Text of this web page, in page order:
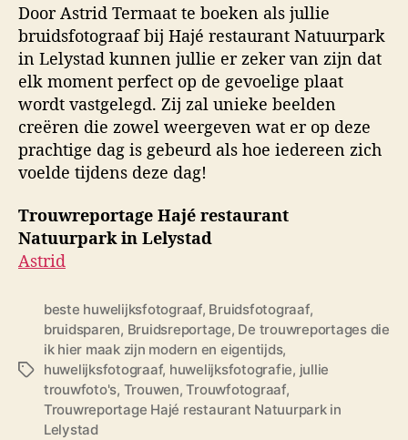
Door Astrid Termaat te boeken als jullie
bruidsfotograaf bij Hajé restaurant Natuurpark
in Lelystad kunnen jullie er zeker van zijn dat
elk moment perfect op de gevoelige plaat
wordt vastgelegd. Zij zal unieke beelden
creëren die zowel weergeven wat er op deze
prachtige dag is gebeurd als hoe iedereen zich
voelde tijdens deze dag!
Trouwreportage Hajé restaurant
Natuurpark in Lelystad
Astrid
T
beste huwelijksfotograaf, Bruidsfotograaf,
bruidsparen, Bruidsreportage, De trouwreportages die
ik hier maak zijn modern en eigentijds,
huwelijksfotograaf, huwelijksfotografie, jullie
trouwfoto's, Trouwen,Trouwfotograaf,
Trouwreportage Hajé restaurant Natuurpark in
Lelystad